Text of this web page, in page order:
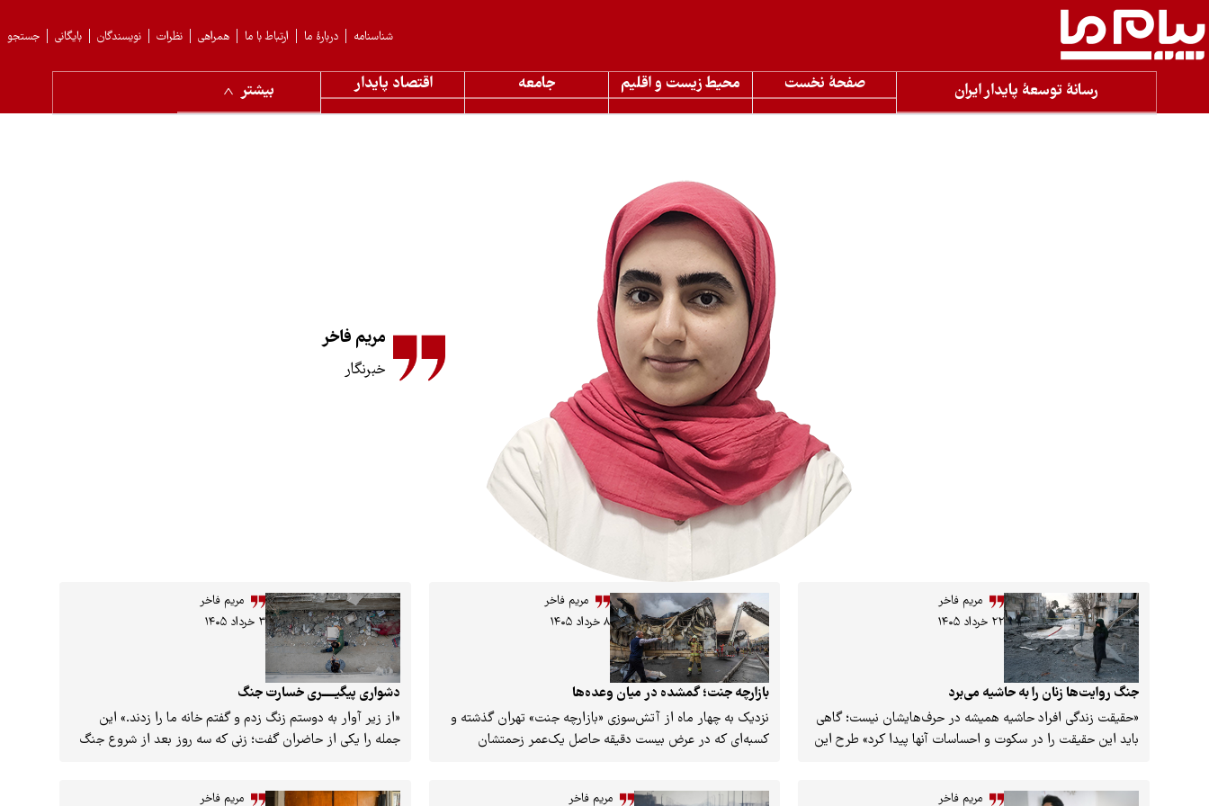
جستجو بایگانی نویسندگان نظرات همراهی ارتباط با ما دربارهٔ ما شناسنامه
رسانۀ توسعۀ پایدار ایران صفحۀ نخست محیط زیست و اقلیم جامعه اقتصاد پایدار بیشتر
مریم فاخر
خبرنگار
مریم فاخر
۲۲ خرداد ۱۴۰۵
جنگ روایت‌‌ها زنان را به حاشیه می‌برد
«حقیقت زندگی افراد حاشیه‌ همیشه در حرف‌هایشان نیست؛ گاهی
باید این حقیقت را در سکوت و احساسات آنها پیدا کرد» طرح این
مریم فاخر
۸ خرداد ۱۴۰۵
بازارچه جنت؛ گمشده در میان وعده‌ها
نزدیک به چهار ماه از آتش‌سوزی «بازارچه جنت» تهران گذشته و
کسبه‌ای که در عرض بیست دقیقه حاصل یک‌عمر زحمتشان
مریم فاخر
۳ خرداد ۱۴۰۵
دشواری پیگیـــــری خسارت جنگ
«از زیر آوار به دوستم زنگ زدم و گفتم خانه ما را زدند.» این
جمله را یکی از حاضران گفت؛ زنی که سه روز بعد از شروع جنگ
مریم فاخر
مریم فاخر
مریم فاخر